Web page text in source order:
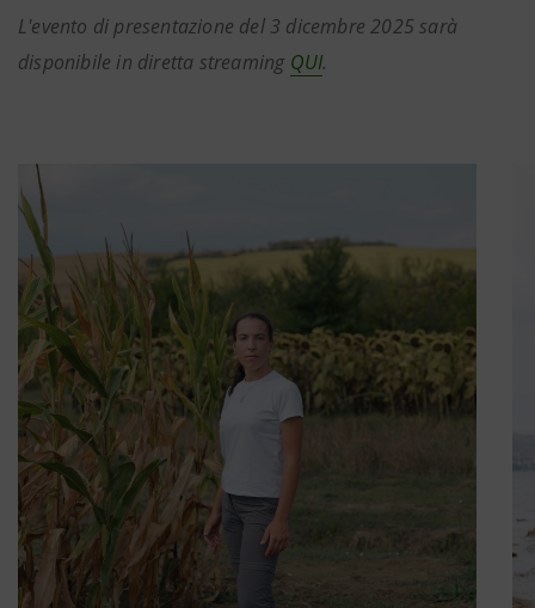
L'evento di presentazione del 3 dicembre 2025 sarà
disponibile in diretta streaming QUI.